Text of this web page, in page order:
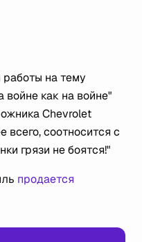
на тему
войне как на войне"
Chevrolet
всего, соотносится с
грязи не боятся!"
продается